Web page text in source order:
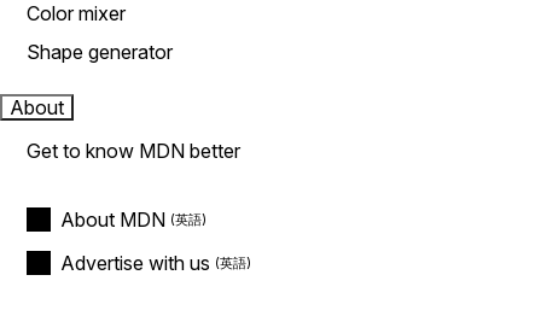
Color mixer
Shape generator
About
Get to know MDN better
About MDN
Advertise with us